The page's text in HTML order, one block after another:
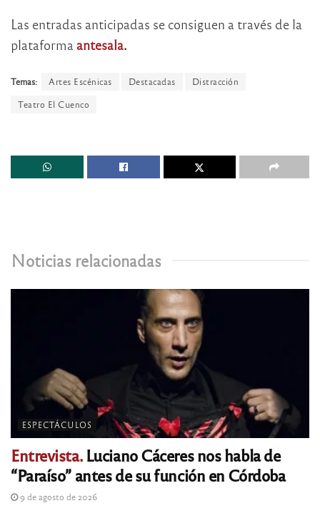
Las entradas anticipadas se consiguen a través de la
plataforma antesala.
Temas: Artes Escénicas Destacadas
Distracción
Teatro El Cuenco
Noticias relacionadas
ESPECTÁCULOS
Entrevista.Luciano Cáceres nos habla de
“Paraíso” antes de su función en Córdoba
9 de agosto de 2026